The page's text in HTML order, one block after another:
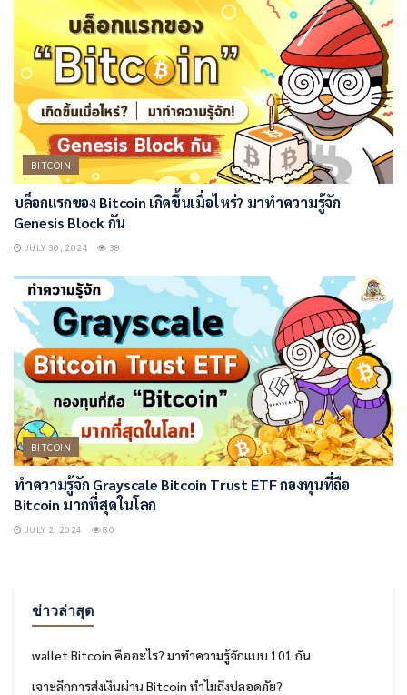
BITCOIN
บล็อกแรกของ Bitcoin เกิดขึ้นเมื่อไหร่? มาทำความรู้จัก
Genesis Block กัน
JULY 30, 2024 38
BITCOIN
ทำความรู้จัก Grayscale Bitcoin Trust ETF กองทุนที่ถือ
Bitcoin มากที่สุดในโลก
JULY 2, 2024 80
ข่าวล่าสุด
wallet Bitcoin คืออะไร? มาทำความรู้จักแบบ 101 กัน
เจาะลึกการส่งเงินผ่าน Bitcoin ทำไมถึงปลอดภัย?